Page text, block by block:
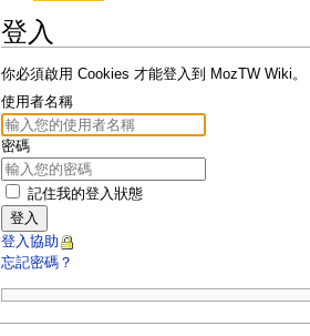
登入
你必須啟用 Cookies 才能登入到 MozTW Wiki。
使用者名稱
密碼
記住我的登入狀態
登入
登入協助
忘記密碼？